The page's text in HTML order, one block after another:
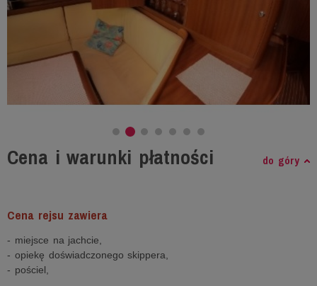
Cena i warunki płatności do góry
Cena rejsu zawiera
- miejsce na jachcie,
- opiekę doświadczonego skippera,
- pościel,